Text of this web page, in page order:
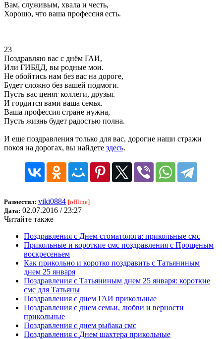
Вам, служивым, хвала и честь,
Хорошо, что ваша профессия есть.
23
Поздравляю вас с днём ГАИ,
Или ГИБДД, вы родные мои.
Не обойтись нам без вас на дороге,
Будет сложно без вашей подмоги.
Пусть вас ценят коллеги, друзья.
И гордится вами ваша семья.
Ваша профессия стране нужна,
Пусть жизнь будет радостью полна.
И еще поздравления только для вас, дорогие наши стражи
покоя на дорогах, вы найдете здесь.
Разместил: viki0884 [offline]
Дата: 02.07.2016 / 23:27
Читайте также
Поздравления с Днем стоматолога: прикольные смс
Прикольные и короткие смс поздравления с Прощеным
воскресеньем
Как прикольно и коротко поздравить с Татьяниным
днем 25 января
Поздравления с Татьяниным днем 25 января: короткие
смс для Татьяны
Поздравления с днем ГАИ прикольные
Поздравления с днем семьи, любви и верности
прикольные
Поздравления с днем рыбака смс
Поздравления с Днем шахтера прикольные